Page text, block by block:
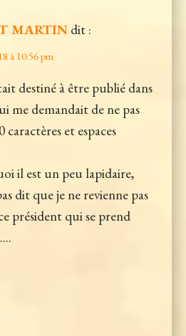
MARTIN dit :
à 10:56 pm
destiné à être publié dans
me demandait de ne pas
caractères et espaces
il est un peu lapidaire,
dit que je ne revienne pas
président qui se prend